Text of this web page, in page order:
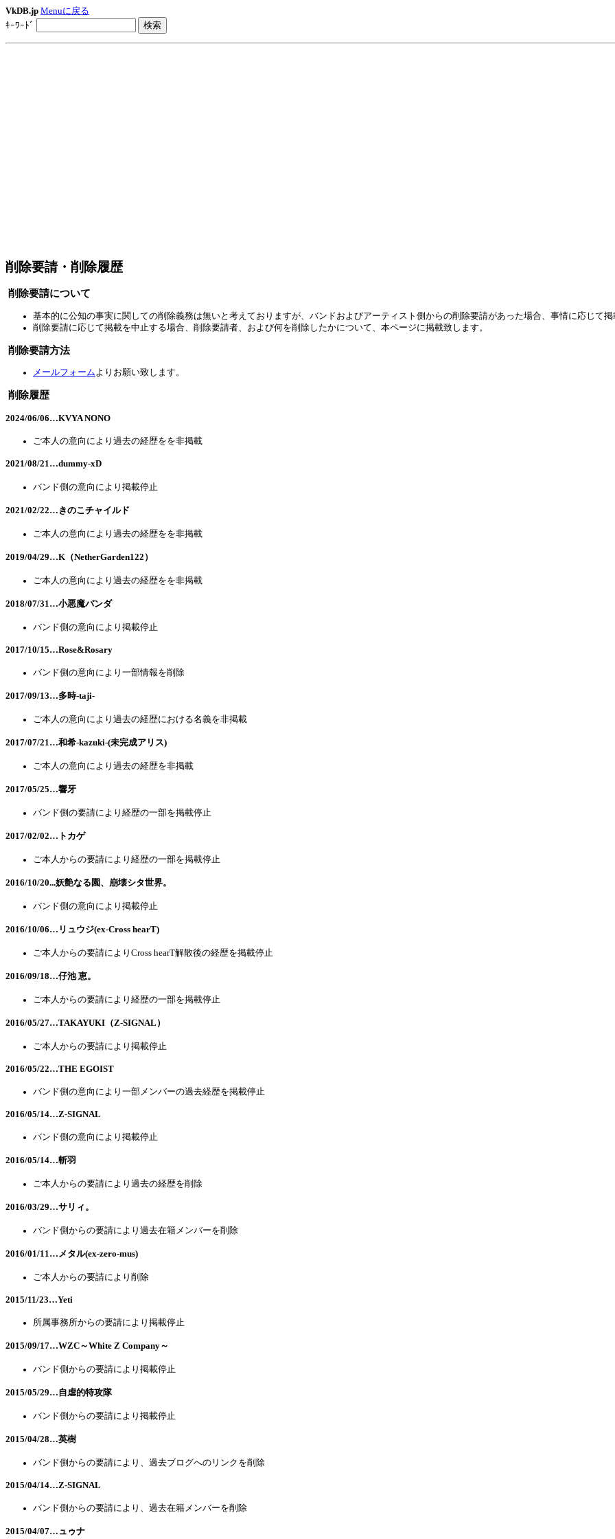
VkDB.jp Menuに戻る
ｷｰﾜｰﾄﾞ
削除要請・削除履歴
削除要請について
基本的に公知の事実に関しての削除義務は無いと考えておりますが、バンドおよびアーティスト側からの削除要請があった場合、事情に応じて掲
削除要請に応じて掲載を中止する場合、削除要請者、および何を削除したかについて、本ページに掲載致します。
削除要請方法
メールフォームよりお願い致します。
削除履歴
2024/06/06…KVYA NONO
ご本人の意向により過去の経歴をを非掲載
2021/08/21…dummy-xD
バンド側の意向により掲載停止
2021/02/22…きのこチャイルド
ご本人の意向により過去の経歴をを非掲載
2019/04/29…K（NetherGarden122）
ご本人の意向により過去の経歴をを非掲載
2018/07/31…小悪魔パンダ
バンド側の意向により掲載停止
2017/10/15…Rose&Rosary
バンド側の意向により一部情報を削除
2017/09/13…多時-taji-
ご本人の意向により過去の経歴における名義を非掲載
2017/07/21…和希-kazuki-(未完成アリス)
ご本人の意向により過去の経歴を非掲載
2017/05/25…響牙
バンド側の要請により経歴の一部を掲載停止
2017/02/02…トカゲ
ご本人からの要請により経歴の一部を掲載停止
2016/10/20...妖艶なる園、崩壊シタ世界。
バンド側の意向により掲載停止
2016/10/06…リュウジ(ex-Cross hearT)
ご本人からの要請によりCross hearT解散後の経歴を掲載停止
2016/09/18…仔池 恵。
ご本人からの要請により経歴の一部を掲載停止
2016/05/27…TAKAYUKI（Z-SIGNAL）
ご本人からの要請により掲載停止
2016/05/22…THE EGOIST
バンド側の意向により一部メンバーの過去経歴を掲載停止
2016/05/14…Z-SIGNAL
バンド側の意向により掲載停止
2016/05/14…斬羽
ご本人からの要請により過去の経歴を削除
2016/03/29…サリィ。
バンド側からの要請により過去在籍メンバーを削除
2016/01/11…メタル(ex-zero-mus)
ご本人からの要請により削除
2015/11/23…Yeti
所属事務所からの要請により掲載停止
2015/09/17…WZC～White Z Company～
バンド側からの要請により掲載停止
2015/05/29…自虐的特攻隊
バンド側からの要請により掲載停止
2015/04/28…英樹
バンド側からの要請により、過去ブログへのリンクを削除
2015/04/14…Z-SIGNAL
バンド側からの要請により、過去在籍メンバーを削除
2015/04/07…ュゥナ